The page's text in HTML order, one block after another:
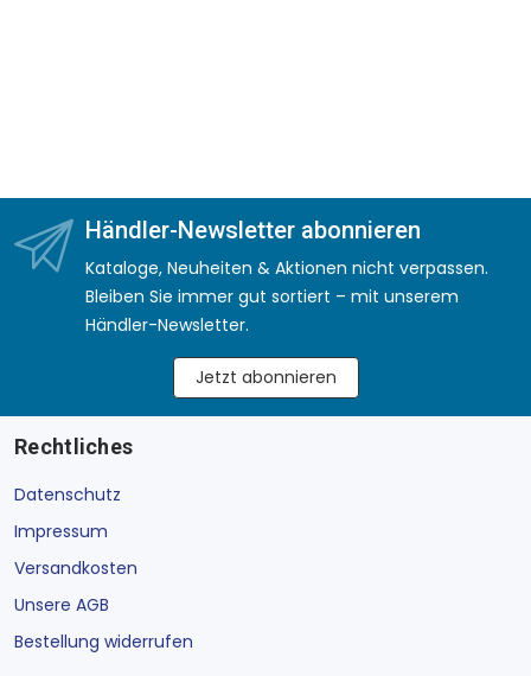
Händler-Newsletter abonnieren
Kataloge, Neuheiten & Aktionen nicht verpassen.
Bleiben Sie immer gut sortiert – mit unserem
Händler-Newsletter.
Jetzt abonnieren
Rechtliches
Datenschutz
Impressum
Versandkosten
Unsere AGB
Bestellung widerrufen